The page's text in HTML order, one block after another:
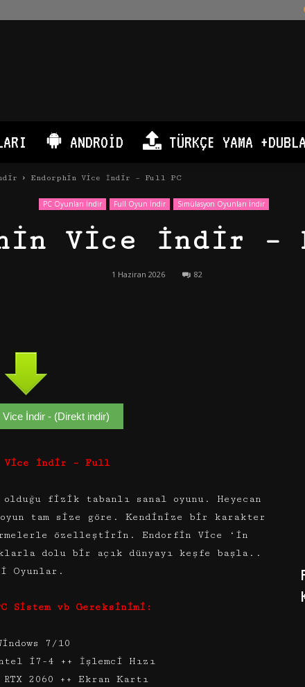
ANDROID TÜRKÇE YAMA
Endorphin Vice İndir – Full PC
PC Oyunları İndir Full Oyun İndir Simülasyon Oyunları İndir
Vice İndir –
1 Haziran 2026 82
Vice İndir - (Direkt indir)
Vice İndir – Full
olduğu fizik tabanlı sanal oyunu. Heyecan
tam size göre. Kendinize bir karakter
özelleştirin. Endorfin Vice ‘in
dolu bir açık dünyayı keşfe başla..
Oyunlar.
Sistem vb Gereksinimi:
7/10
i7-4 ++ İşlemci Hızı
2060 ++ Ekran Kartı